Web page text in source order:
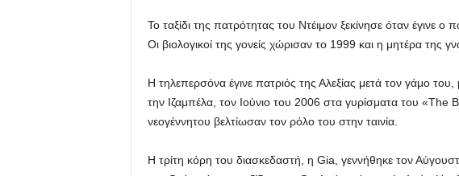
Το ταξίδι της πατρότητας του Ντέιμον ξεκίνησε όταν έγινε
Οι βιολογικοί της γονείς χώρισαν το 1999 και η μητέρα
Η τηλεπερσόνα έγινε πατριός της Αλεξίας μετά τον γάμο
την Ιζαμπέλα, τον Ιούνιο του 2006 στα γυρίσματα του «The
νεογέννητου βελτίωσαν τον ρόλο του στην ταινία.
Η τρίτη κόρη του διασκεδαστή, η Gia, γεννήθηκε τον